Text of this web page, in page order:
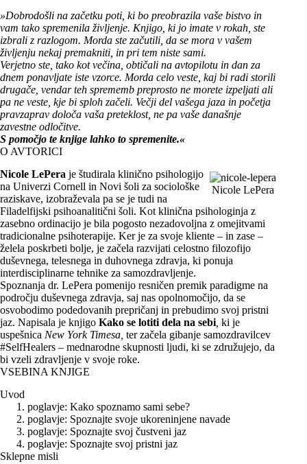
»Dobrodošli na začetku poti, ki bo preobrazila vaše bistvo in
vam tako spremenila življenje. Knjigo, ki jo imate v rokah, ste
izbrali z razlogom. Morda ste začutili, da se mora v vašem
življenju nekaj premakniti, in pri tem niste sami.
Verjetno ste, tako kot večina, obtičali na avtopilotu in dan za
dnem ponavljate iste vzorce. Morda celo veste, kaj bi radi storili
drugače, vendar teh sprememb preprosto ne morete izpeljati ali
pa ne veste, kje bi sploh začeli. Večji del vašega jaza in početja
pravzaprav določa vaša preteklost, ne pa vaše današnje
zavestne odločitve.
S pomočjo te knjige lahko to spremenite.«
O AVTORICI
Nicole LePera
Nicole LePera je študirala klinično psihologijo
na Univerzi Cornell in Novi šoli za sociološke
raziskave, izobraževala pa se je tudi na
Filadelfijski psihoanalitični šoli. Kot klinična psihologinja z
zasebno ordinacijo je bila pogosto nezadovoljna z omejitvami
tradicionalne psihoterapije. Ker je za svoje kliente – in zase –
želela poskrbeti bolje, je začela razvijati celostno filozofijo
duševnega, telesnega in duhovnega zdravja, ki ponuja
interdisciplinarne tehnike za samozdravljenje.
Spoznanja dr. LePera pomenijo resničen premik paradigme na
področju duševnega zdravja, saj nas opolnomočijo, da se
osvobodimo podedovanih prepričanj in prebudimo svoj pristni
jaz. Napisala je knjigo Kako se lotiti dela na sebi ki je
uspešnica New York Timesa, ter začela gibanje samozdravilcev
#SelfHealers – mednarodne skupnosti ljudi, ki se združujejo, da
bi vzeli zdravljenje v svoje roke.
VSEBINA KNJIGE
Uvod
poglavje: Kako spoznamo sami sebe?
poglavje: Spoznajte svoje ukoreninjene navade
poglavje: Spoznajte svoj čustveni jaz
poglavje: Spoznajte svoj pristni jaz
Sklepne misli